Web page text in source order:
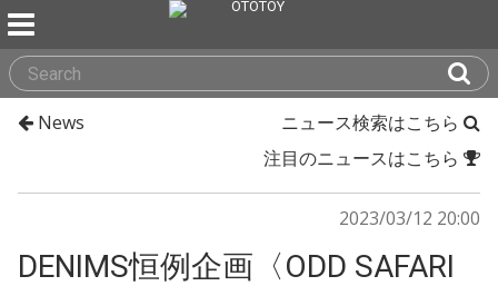
News
ニュース検索はこちら
注目のニュースはこちら
2023/03/12 20:00
DENIMS恒例企画〈ODD SAFARI